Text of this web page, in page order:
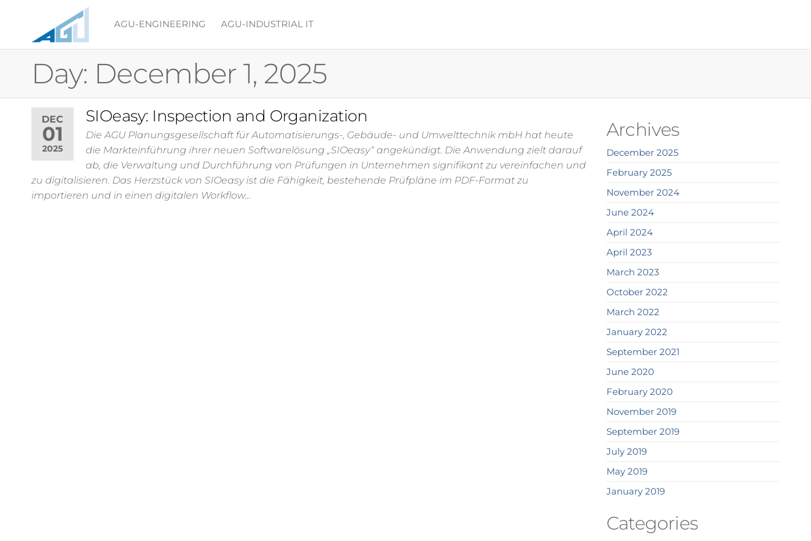
für
Automatisierungs-,
Gebäude- und
Umwelttechnik mbH
Planungsgesellschaft
Automatisierungs-,
Gebäude- und
Umwelttechnik mbH
AGU-ENGINEERING AGU-INDUSTRIAL IT
Day: December 1, 2025
DEC
01
2025
SIOeasy: Inspection and Organization
Die AGU Planungsgesellschaft für Automatisierungs-, Gebäude- und Umwelttechnik mbH hat heute
die Markteinführung ihrer neuen Softwarelösung „SIOeasy“ angekündigt. Die Anwendung zielt darauf
ab, die Verwaltung und Durchführung von Prüfungen in Unternehmen signifikant zu vereinfachen und
zu digitalisieren. Das Herzstück von SIOeasy ist die Fähigkeit, bestehende Prüfpläne im PDF-Format zu
importieren und in einen digitalen Workflow…
Archives
December 2025
February 2025
November 2024
June 2024
April 2024
April 2023
March 2023
October 2022
March 2022
January 2022
September 2021
June 2020
February 2020
November 2019
September 2019
July 2019
May 2019
January 2019
Categories